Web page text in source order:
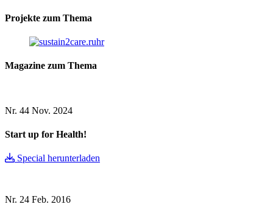
Projekte zum Thema
Magazine zum Thema
Nr. 44 Nov. 2024
Start up for Health!
Special herunterladen
Nr. 24 Feb. 2016